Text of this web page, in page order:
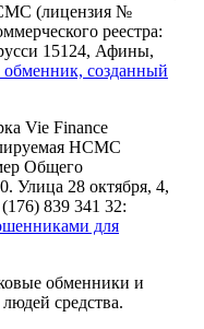
(лицензия №
реестра:
15124, Афины,
обменник, созданный
Vie Finance
HCMC
Общего
Улица 28 октября, 4,
839 341 32:
для
обменники и
средства.